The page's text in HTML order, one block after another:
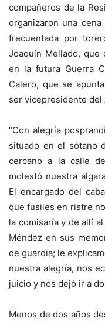
compañeros de la
organizaron una
frecuentada por
Joaquín Mellado, que
en la futura Guerra
Calero, que se
ser vicepresidente del
“Con alegría
situado en el sótano
cercano a la calle
molestó nuestra
El encargado del
que fusiles en ristre
la comisaría y de allí
Méndez en sus
de guardia; le
nuestra alegría, nos
juicio y nos dejó ir a
Menos de dos años